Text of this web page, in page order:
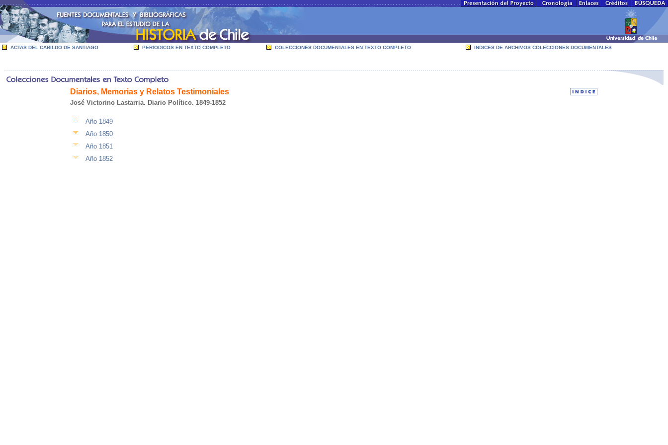
ACTAS DEL CABILDO DE SANTIAGO PERIODICOS EN TEXTO COMPLETO COLECCIONES DOCUMENTALES EN TEXTO COMPLETO INDICES DE ARCHIVOS COLECCIONES DOCUMENTALES
Diarios, Memorias y Relatos Testimoniales
José Victorino Lastarria. Diario Político. 1849-1852
Año 1849
Año 1850
Año 1851
Año 1852